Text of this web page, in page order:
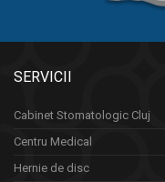
SERVICII
Cabinet Stomatologic Cluj
Centru Medical
Hernie de disc